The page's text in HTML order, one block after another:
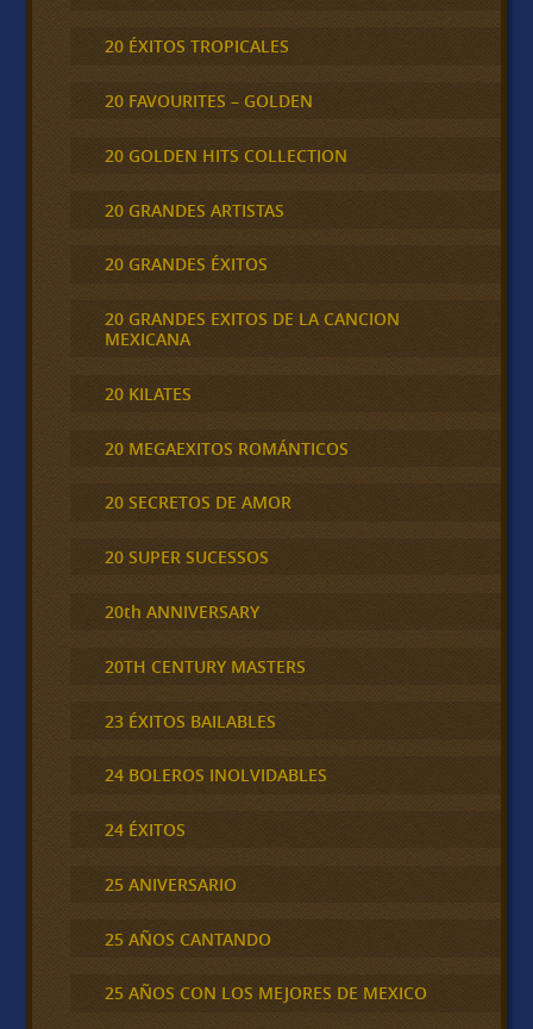
20 ÉXITOS TROPICALES
20 FAVOURITES – GOLDEN
20 GOLDEN HITS COLLECTION
20 GRANDES ARTISTAS
20 GRANDES ÉXITOS
20 GRANDES EXITOS DE LA CANCION
MEXICANA
20 KILATES
20 MEGAEXITOS ROMÁNTICOS
20 SECRETOS DE AMOR
20 SUPER SUCESSOS
20th ANNIVERSARY
20TH CENTURY MASTERS
23 ÉXITOS BAILABLES
24 BOLEROS INOLVIDABLES
24 ÉXITOS
25 ANIVERSARIO
25 AÑOS CANTANDO
25 AÑOS CON LOS MEJORES DE MEXICO